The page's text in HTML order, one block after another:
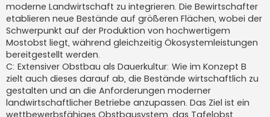
moderne Landwirtschaft zu integrieren. Die Bewirtschafter
etablieren neue Bestände auf größeren Flächen, wobei der
Schwerpunkt auf der Produktion von hochwertigem
Mostobst liegt, während gleichzeitig Ökosystemleistungen
bereitgestellt werden.
C: Extensiver Obstbau als Dauerkultur: Wie im Konzept B
zielt auch dieses darauf ab, die Bestände wirtschaftlich zu
gestalten und an die Anforderungen moderner
landwirtschaftlicher Betriebe anzupassen. Das Ziel ist ein
wettbewerbsfähiges Obstbausystem, das Tafelobst